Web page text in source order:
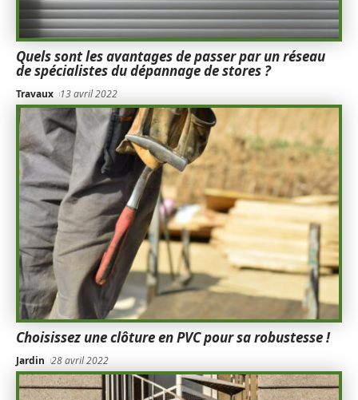
Quels sont les avantages de passer par un réseau
de spécialistes du dépannage de stores ?
Travaux 13 avril 2022
Choisissez une clôture en PVC pour sa robustesse !
Jardin 28 avril 2022